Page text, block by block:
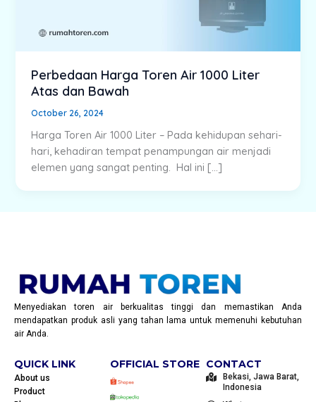
Perbedaan Harga Toren Air 1000 Liter
Atas dan Bawah
October 26, 2024
Harga Toren Air 1000 Liter – Pada kehidupan sehari-
hari, kehadiran tempat penampungan air menjadi
elemen yang sangat penting. Hal ini […]
Menyediakan toren air berkualitas tinggi dan memastikan Anda
mendapatkan produk asli yang tahan lama untuk memenuhi kebutuhan
air Anda.
QUICK LINK
About us
Product
OFFICIAL STORE CONTACT
Bekasi, Jawa Barat,
Indonesia